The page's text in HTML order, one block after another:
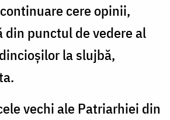
cere opinii,
din punctul de vedere al
la slujbă,
vechi ale Patriarhiei din